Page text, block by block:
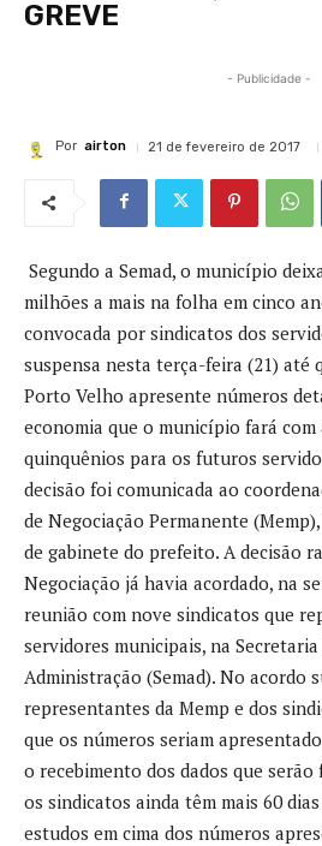
GREVE
- Publicidade -
Por airton 21 de fevereiro de 2017
Segundo a Semad, o município
milhões a mais na folha em cinco
convocada por sindicatos dos
suspensa nesta terça-feira (21) até
Porto Velho apresente números
economia que o município fará com
quinquênios para os futuros
decisão foi comunicada ao
de Negociação Permanente
de gabinete do prefeito. A decisão
Negociação já havia acordado, na
reunião com nove sindicatos que
servidores municipais, na
Administração (Semad). No acordo
representantes da Memp e dos
que os números seriam
o recebimento dos dados que serão
os sindicatos ainda têm mais 60
estudos em cima dos números